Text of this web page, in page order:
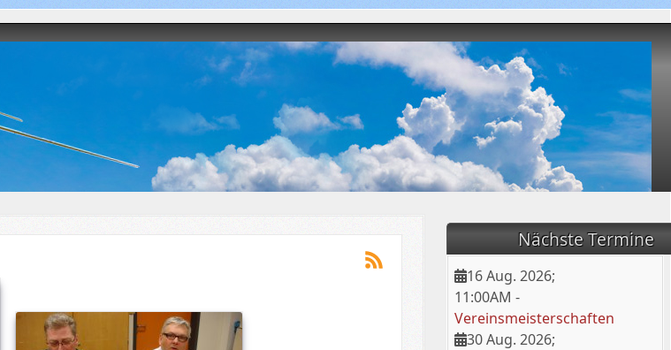
Nächste Termine
16 Aug. 2026;
11:00AM -
Vereinsmeisterschaften
30 Aug. 2026;